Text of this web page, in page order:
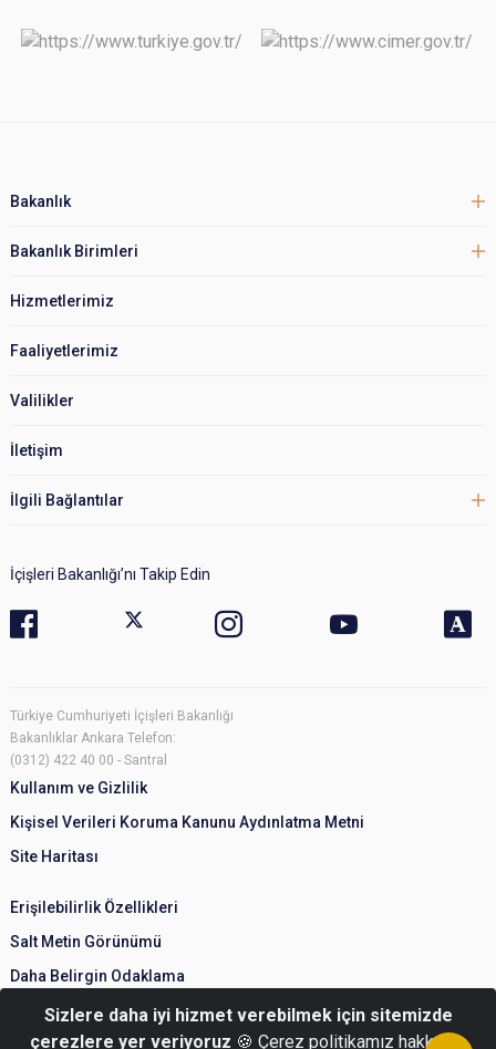
Bakanlık
Bakanlık Birimleri
Hizmetlerimiz
Faaliyetlerimiz
Valilikler
İletişim
İlgili Bağlantılar
İçişleri Bakanlığı’nı Takip Edin
Türkiye Cumhuriyeti İçişleri Bakanlığı
Bakanlıklar Ankara Telefon:
(0312) 422 40 00 - Santral
Kullanım ve Gizlilik
Kişisel Verileri Koruma Kanunu Aydınlatma Metni
Site Haritası
Erişilebilirlik Özellikleri
Salt Metin Görünümü
Daha Belirgin Odaklama
Sizlere daha iyi hizmet verebilmek için sitemizde
çerezlere yer veriyoruz 🍪 Çerez politikamız hakkında